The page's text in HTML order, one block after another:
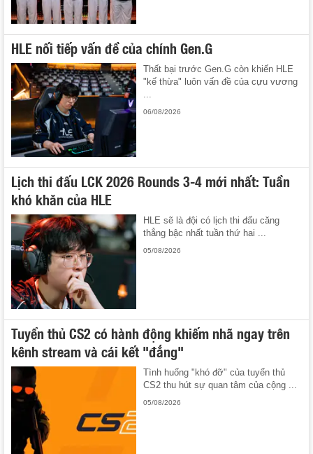
HLE nối tiếp vấn đề của chính Gen.G
Thất bại trước Gen.G còn khiến HLE
"kế thừa" luôn vấn đề của cựu vương
...
06/08/2026
Lịch thi đấu LCK 2026 Rounds 3-4 mới nhất: Tuần
khó khăn của HLE
HLE sẽ là đội có lịch thi đấu căng
thẳng bậc nhất tuần thứ hai ...
05/08/2026
Tuyển thủ CS2 có hành động khiếm nhã ngay trên
kênh stream và cái kết "đắng"
Tình huống "khó đỡ" của tuyển thủ
CS2 thu hút sự quan tâm của cộng ...
05/08/2026